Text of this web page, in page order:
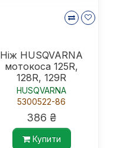
Ніж HUSQVARNA
мотокоса 125R,
128R, 129R
HUSQVARNA
5300522-86
386 ₴
Купити